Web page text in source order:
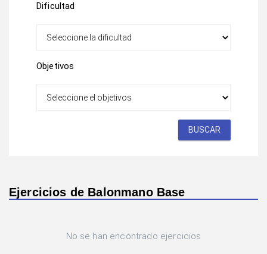
Dificultad
Objetivos
BUSCAR
Ejercicios de Balonmano Base
No se han encontrado ejercicios